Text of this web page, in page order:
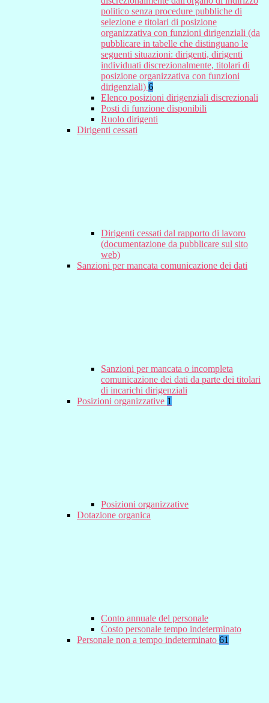
politico senza procedure pubbliche di
selezione e titolari di posizione
organizzativa con funzioni dirigenziali (da
pubblicare in tabelle che distinguano le
seguenti situazioni: dirigenti, dirigenti
individuati discrezionalmente, titolari di
posizione organizzativa con funzioni
dirigenziali) 6
Elenco posizioni dirigenziali discrezionali
Posti di funzione disponibili
Ruolo dirigenti
Dirigenti cessati
Dirigenti cessati dal rapporto di lavoro
(documentazione da pubblicare sul sito
web)
Sanzioni per mancata comunicazione dei dati
Sanzioni per mancata o incompleta
comunicazione dei dati da parte dei titolari
di incarichi dirigenziali
Posizioni organizzative 1
Posizioni organizzative
Dotazione organica
Conto annuale del personale
Costo personale tempo indeterminato
Personale non a tempo indeterminato 61